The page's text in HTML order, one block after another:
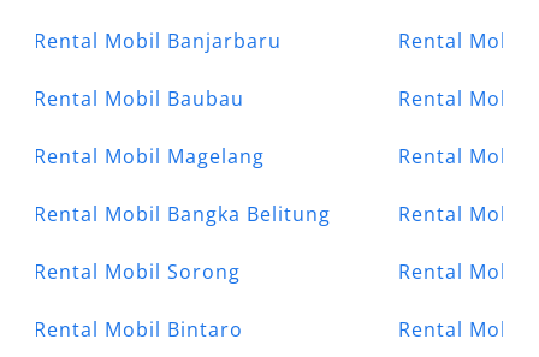
Rental Mobil Banjarbaru
Rental Mobil Baubau
Rental Mobil Magelang
Rental Mobil Bangka Belitung
Rental Mobil Sorong
Rental Mobil Bintaro
Rental Mobil
Rental Mobil
Rental Mobil
Rental Mobil
Rental Mobil
Rental Mobil